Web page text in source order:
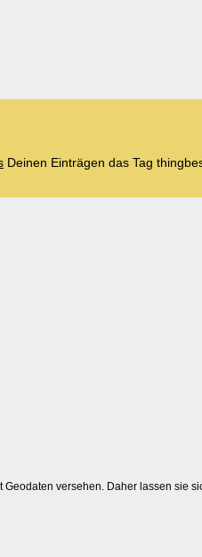
Deinen Einträgen das Tag
versehen. Daher lassen sie